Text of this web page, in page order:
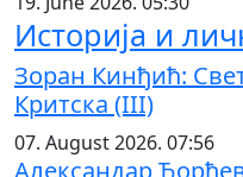
Историја и
Зоран Кинђић:
Критска (III)
07. August 2026. 07:56
Александар